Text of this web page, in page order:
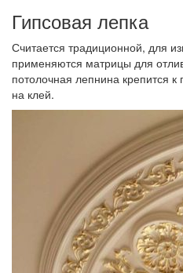
Гипсовая лепка
Считается традиционной, для
применяются матрицы для
потолочная лепнина крепится
на клей.